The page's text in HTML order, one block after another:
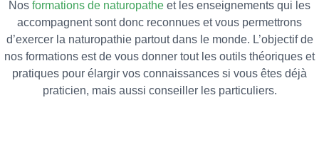
Nos formations de naturopathe et les enseignements qui les
accompagnent sont donc reconnues et vous permettrons
d’exercer la naturopathie partout dans le monde. L’objectif de
nos formations est de vous donner tout les outils théoriques et
pratiques pour élargir vos connaissances si vous êtes déjà
praticien, mais aussi conseiller les particuliers.